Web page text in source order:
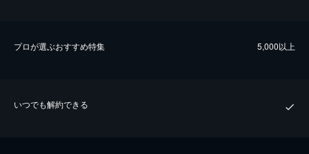
プロが選ぶおすすめ特集 5,000以上
いつでも解約できる